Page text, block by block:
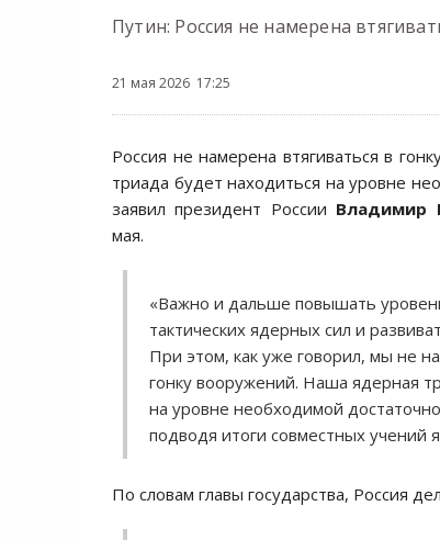
Путин: Россия не намерена
21 мая 2026 17:25
Россия не намерена втягиваться в
триада будет находиться на уровне
заявил президент России Владимир
мая.
«Важно и дальше повышать
тактических ядерных сил и
При этом, как уже говорил, мы не
гонку вооружений. Наша ядерная
на уровне необходимой
подводя итоги совместных учений
По словам главы государства, Россия